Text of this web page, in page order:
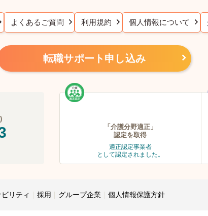
よくあるご質問 利用規約 個人情報について
転職サポート申し込み
「介護分野適正」
認定を取得
適正認定事業者
として認定されました。
リティ 採用 グループ企業 個人情報保護方針